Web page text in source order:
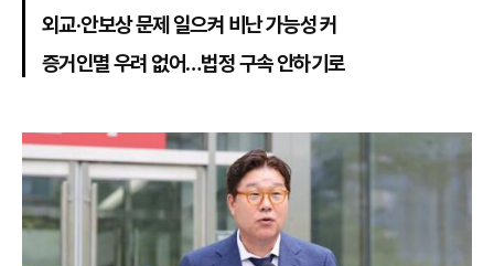
외교·안보상 문제 일으켜 비난 가능성 커
증거인멸 우려 없어…법정 구속 안하기로